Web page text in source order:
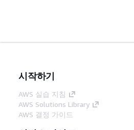
시작하기
AWS 실습 지침
AWS Solutions Library
AWS 결정 가이드